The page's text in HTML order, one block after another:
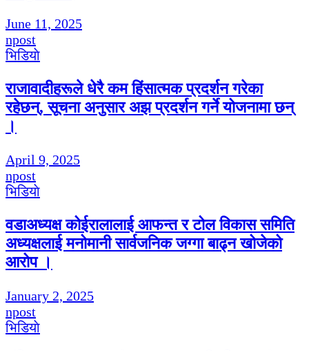
June 11, 2025
npost
भिडियाे
राजावादीहरूले धेरै कम हिंसात्मक प्रदर्शन गरेका
रहेछन्, सूचना अनुसार अझ प्रदर्शन गर्ने योजनामा छन्
।
April 9, 2025
npost
भिडियाे
वडाअध्यक्ष कोईरालालाई आफन्त र टोल विकास समिति
अध्यक्षलाई मनोमानी सार्वजनिक जग्गा बाढ्न खोजेको
आरोप ।
January 2, 2025
npost
भिडियाे